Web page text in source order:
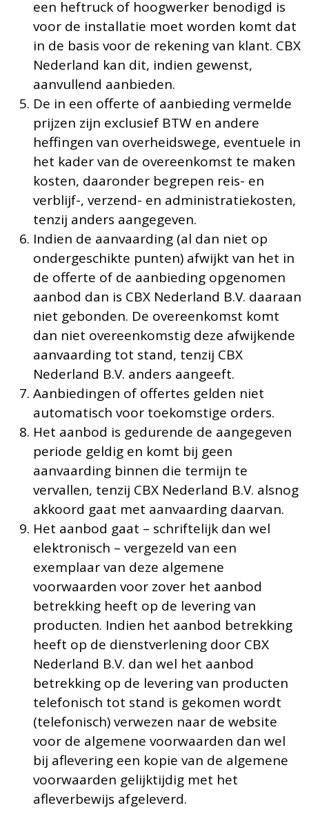
een heftruck of hoogwerker benodigd is
voor de installatie moet worden komt dat
in de basis voor de rekening van klant. CBX
Nederland kan dit, indien gewenst,
aanvullend aanbieden.
De in een offerte of aanbieding vermelde
prijzen zijn exclusief BTW en andere
heffingen van overheidswege, eventuele in
het kader van de overeenkomst te maken
kosten, daaronder begrepen reis- en
verblijf-, verzend- en administratiekosten,
tenzij anders aangegeven.
Indien de aanvaarding (al dan niet op
ondergeschikte punten) afwijkt van het in
de offerte of de aanbieding opgenomen
aanbod dan is CBX Nederland B.V. daaraan
niet gebonden. De overeenkomst komt
dan niet overeenkomstig deze afwijkende
aanvaarding tot stand, tenzij CBX
Nederland B.V. anders aangeeft.
Aanbiedingen of offertes gelden niet
automatisch voor toekomstige orders.
Het aanbod is gedurende de aangegeven
periode geldig en komt bij geen
aanvaarding binnen die termijn te
vervallen, tenzij CBX Nederland B.V. alsnog
akkoord gaat met aanvaarding daarvan.
Het aanbod gaat – schriftelijk dan wel
elektronisch – vergezeld van een
exemplaar van deze algemene
voorwaarden voor zover het aanbod
betrekking heeft op de levering van
producten. Indien het aanbod betrekking
heeft op de dienstverlening door CBX
Nederland B.V. dan wel het aanbod
betrekking op de levering van producten
telefonisch tot stand is gekomen wordt
(telefonisch) verwezen naar de website
voor de algemene voorwaarden dan wel
bij aflevering een kopie van de algemene
voorwaarden gelijktijdig met het
afleverbewijs afgeleverd.